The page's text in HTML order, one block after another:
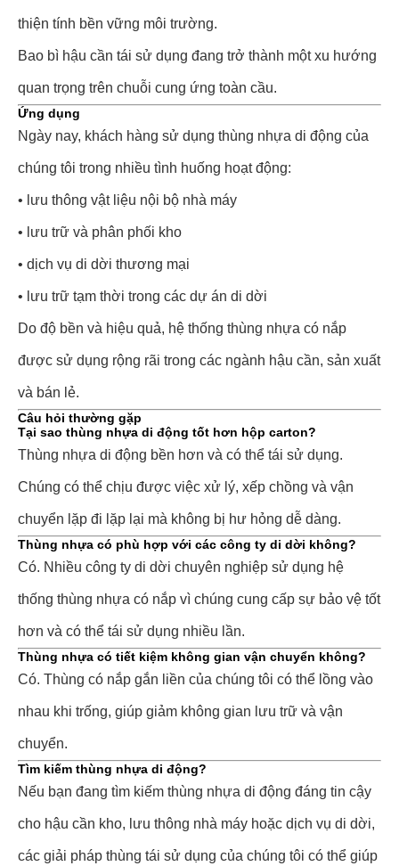
thiện tính bền vững môi trường.
Bao bì hậu cần tái sử dụng đang trở thành một xu hướng
quan trọng trên chuỗi cung ứng toàn cầu.
Ứng dụng
Ngày nay, khách hàng sử dụng thùng nhựa di động của
chúng tôi trong nhiều tình huống hoạt động:
• lưu thông vật liệu nội bộ nhà máy
• lưu trữ và phân phối kho
• dịch vụ di dời thương mại
• lưu trữ tạm thời trong các dự án di dời
Do độ bền và hiệu quả, hệ thống thùng nhựa có nắp
được sử dụng rộng rãi trong các ngành hậu cần, sản xuất
và bán lẻ.
Câu hỏi thường gặp
Tại sao thùng nhựa di động tốt hơn hộp carton?
Thùng nhựa di động bền hơn và có thể tái sử dụng.
Chúng có thể chịu được việc xử lý, xếp chồng và vận
chuyển lặp đi lặp lại mà không bị hư hỏng dễ dàng.
Thùng nhựa có phù hợp với các công ty di dời không?
Có. Nhiều công ty di dời chuyên nghiệp sử dụng hệ
thống thùng nhựa có nắp vì chúng cung cấp sự bảo vệ tốt
hơn và có thể tái sử dụng nhiều lần.
Thùng nhựa có tiết kiệm không gian vận chuyển không?
Có. Thùng có nắp gắn liền của chúng tôi có thể lồng vào
nhau khi trống, giúp giảm không gian lưu trữ và vận
chuyển.
Tìm kiếm thùng nhựa di động?
Nếu bạn đang tìm kiếm thùng nhựa di động đáng tin cậy
cho hậu cần kho, lưu thông nhà máy hoặc dịch vụ di dời,
các giải pháp thùng tái sử dụng của chúng tôi có thể giúp